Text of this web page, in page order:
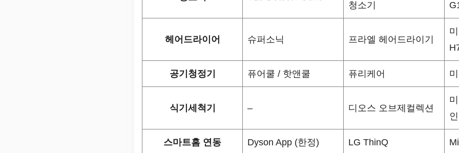
청소기
헤어드라이어 슈퍼소닉 프라엘 헤어드라이기
공기청정기 퓨어쿨 / 핫앤쿨 퓨리케어
식기세척기 – 디오스 오브제컬렉션
스마트홈 연동 Dyson App (한정) LG ThinQ